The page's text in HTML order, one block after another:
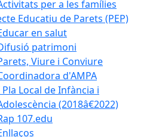
per a les famílies
Educatiu de Parets (PEP)
en salut
patrimoni
Viure i Conviure
d'AMPA
Pla Local de Infància i
(2018â€2022)
107.edu